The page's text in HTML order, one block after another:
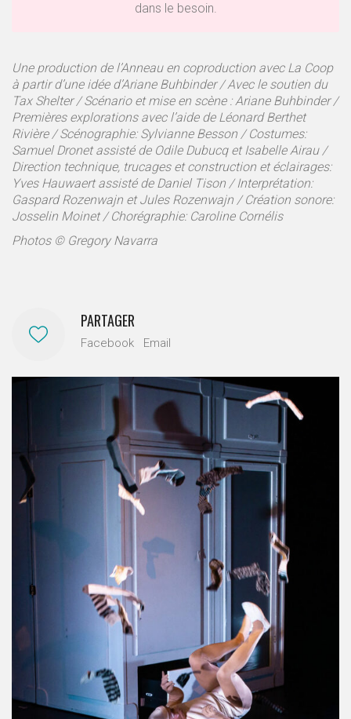
dans le besoin.
Une production de l’Anneau en coproduction avec La Coop
à partir d’une idée d’Ariane Buhbinder / Avec le soutien du
Tax Shelter / Scénario et mise en scène : Ariane Buhbinder /
Premières explorations avec l’aide de Léonard Berthet
Rivière / Scénographie: Sylvianne Besson / Costumes:
Samuel Dronet assisté de Odile Dubucq et Isabelle Airau /
Direction technique, trucages et construction et éclairages:
Yves Hauwaert assisté de Daniel Tison / Interprétation:
Gaspard Rozenwajn et Jules Rozenwajn / Création sonore:
Josselin Moinet / Chorégraphie: Caroline Cornélis
Photos © Gregory Navarra
PARTAGER
Facebook Email